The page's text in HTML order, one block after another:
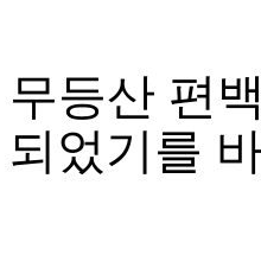
등산 편
었기를